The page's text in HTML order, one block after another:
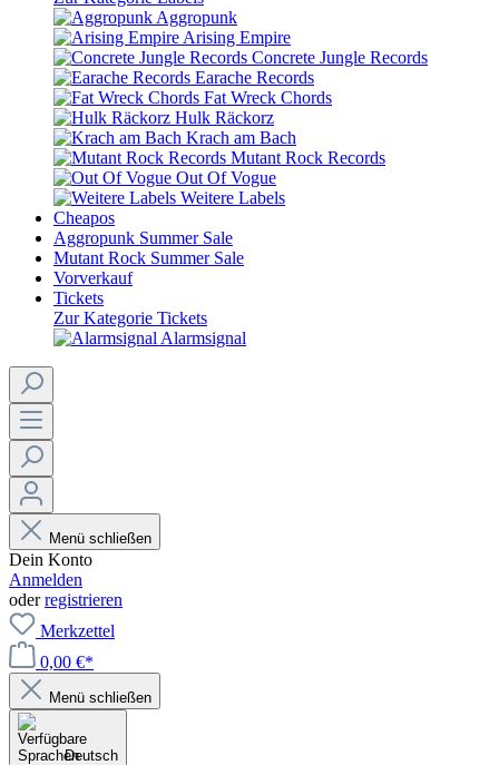
Aggropunk
Arising Empire
Concrete Jungle Records
Earache Records
Fat Wreck Chords
Hulk Räckorz
Krach am Bach
Mutant Rock Records
Out Of Vogue
Weitere Labels
Cheapos
Aggropunk Summer Sale
Mutant Rock Summer Sale
Vorverkauf
Tickets
Zur Kategorie Tickets
Alarmsignal
Menü schließen
Dein Konto
Anmelden
oderregistrieren
Merkzettel
0,00 €*
Menü schließen
Deutsch